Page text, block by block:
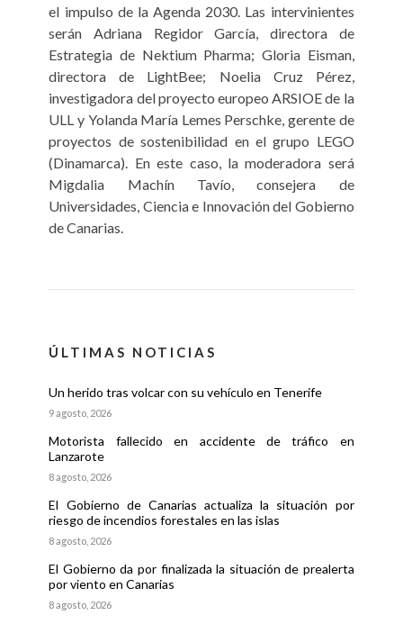
el impulso de la Agenda 2030. Las intervinientes
serán Adriana Regidor García, directora de
Estrategia de Nektium Pharma; Gloria Eisman,
directora de LightBee; Noelia Cruz Pérez,
investigadora del proyecto europeo ARSIOE de la
ULL y Yolanda María Lemes Perschke, gerente de
proyectos de sostenibilidad en el grupo LEGO
(Dinamarca). En este caso, la moderadora será
Migdalia Machín Tavío, consejera de
Universidades, Ciencia e Innovación del Gobierno
de Canarias.
ÚLTIMAS NOTICIAS
Un herido tras volcar con su vehículo en Tenerife
9 agosto, 2026
Motorista fallecido en accidente de tráfico en
Lanzarote
8 agosto, 2026
El Gobierno de Canarias actualiza la situación por
riesgo de incendios forestales en las islas
8 agosto, 2026
El Gobierno da por finalizada la situación de prealerta
por viento en Canarias
8 agosto, 2026